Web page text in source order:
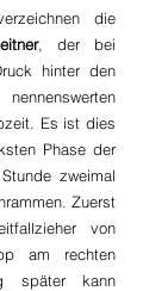
die
, der bei
hinter den
Es ist dies
Phase der
zweimal
Zuerst
am rechten
später kann